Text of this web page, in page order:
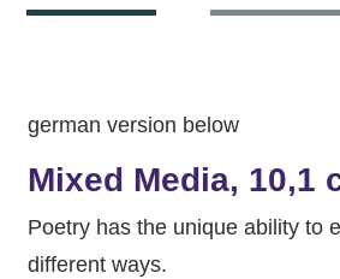
german version below
Mixed Media, 10,1
Poetry has the unique ability to
different ways.